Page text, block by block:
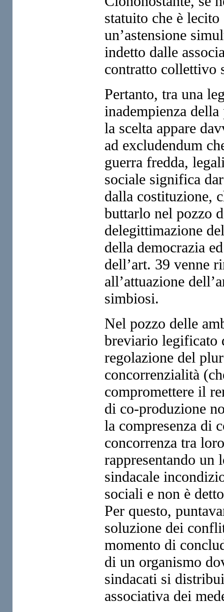
statuito che è
un’astensione
indetto dalle
contratto collettivo
Pertanto, tra una
inadempienza
la scelta appare
ad excludendum
guerra fredda,
sociale significa
dalla costituzione,
buttarlo nel pozzo
delegittimazione
della democrazia
dell’art. 39 venne
all’attuazione
simbiosi.
Nel pozzo delle
breviario legificato
regolazione del
concorrenzialità
compromettere il
di co-produzione
la compresenza di
concorrenza tra
rappresentando
sindacale
sociali e non è
Per questo,
soluzione dei
momento di
di un organismo
sindacati si
associativa dei